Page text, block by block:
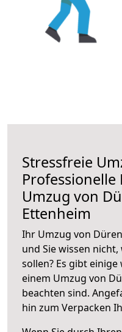
Stressfreie
Umzug von
Ettenheim
Ihr Umzug von
und Sie wissen
sollen? Es gibt
einem Umzug von
beachten sind.
hin zum Verpacken